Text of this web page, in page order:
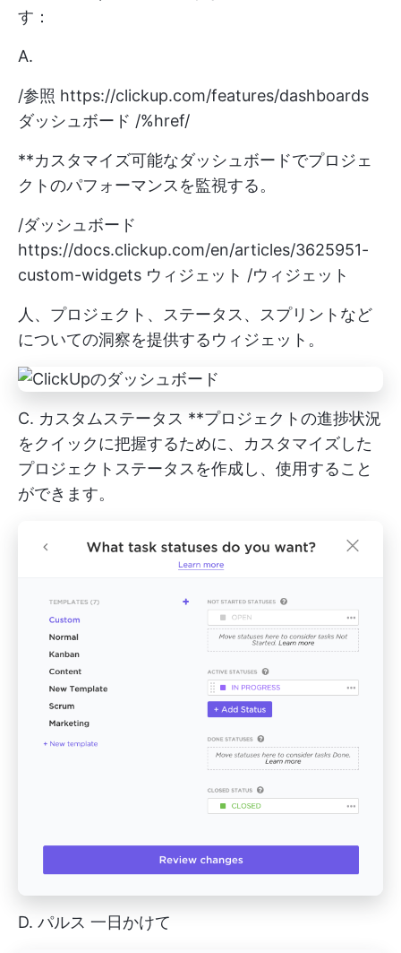
す：
A.
/参照 https://clickup.com/features/dashboards
ダッシュボード /%href/
**カスタマイズ可能なダッシュボードでプロジェ
クトのパフォーマンスを監視する。
/ダッシュボード
https://docs.clickup.com/en/articles/3625951-
custom-widgets ウィジェット /ウィジェット
人、プロジェクト、ステータス、スプリントなど
についての洞察を提供するウィジェット。
C. カスタムステータス **プロジェクトの進捗状況
をクイックに把握するために、カスタマイズした
プロジェクトステータスを作成し、使用すること
ができます。
D. パルス 一日かけて